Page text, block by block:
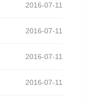
2016-07-11
2016-07-11
2016-07-11
2016-07-11